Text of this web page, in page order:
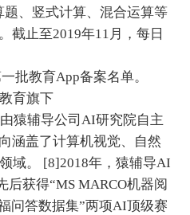
、竖式计算、混合运算等
截止至2019年11月，每日
批教育App备案名单。
育旗下
猿辅导公司AI研究院自主
涵盖了计算机视觉、自然
域。 [8]2018年，猿辅导AI
获得“MS MARCO机器阅
问答数据集”两项AI顶级赛